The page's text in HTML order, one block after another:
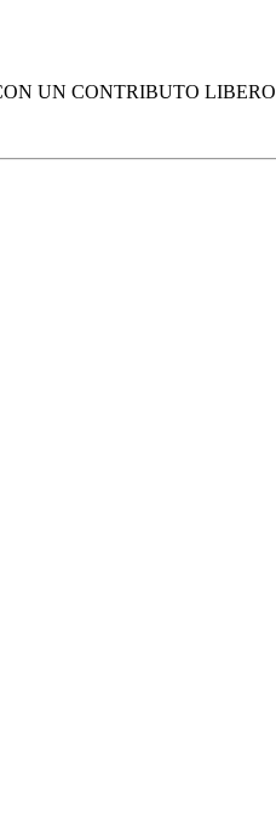
UN CONTRIBUTO LIBERO